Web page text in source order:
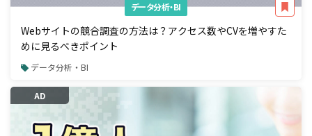
データ分析・BI
Webサイトの競合調査の方法は？アクセス数やCVを増やすた
めに見るべきポイント
データ分析・BI
AD